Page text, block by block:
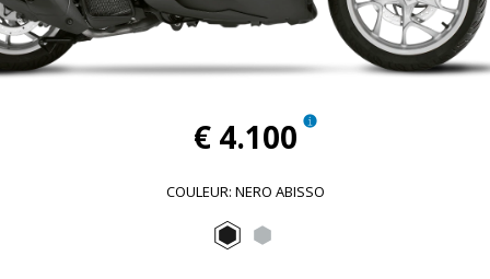
€ 4.100
COULEUR: NERO ABISSO
Nero Abisso